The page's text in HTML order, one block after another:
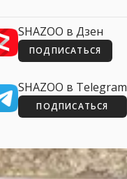
SHAZOO в Дзен
ПОДПИСАТЬСЯ
SHAZOO в Telegram
ПОДПИСАТЬСЯ